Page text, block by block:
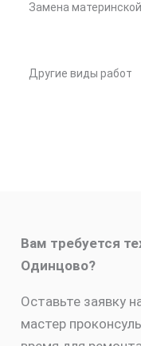
Замена
Другие виды работ
Вам требуется
Одинцово?
Оставьте заявку
мастер